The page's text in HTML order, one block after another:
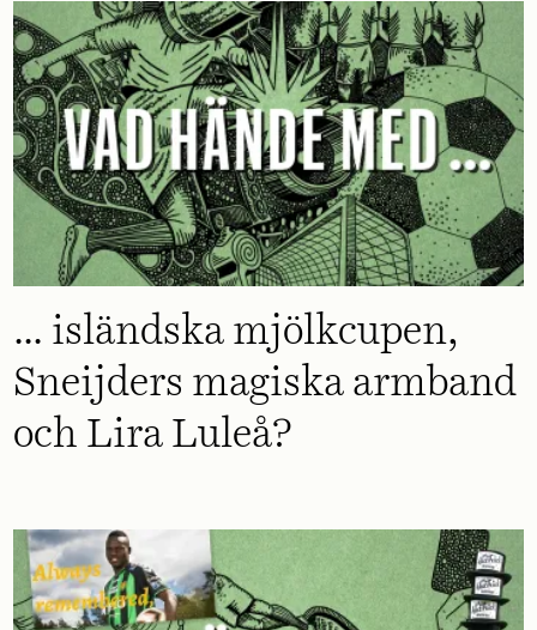
... isländska mjölkcupen,
Sneijders magiska armband
och Lira Luleå?